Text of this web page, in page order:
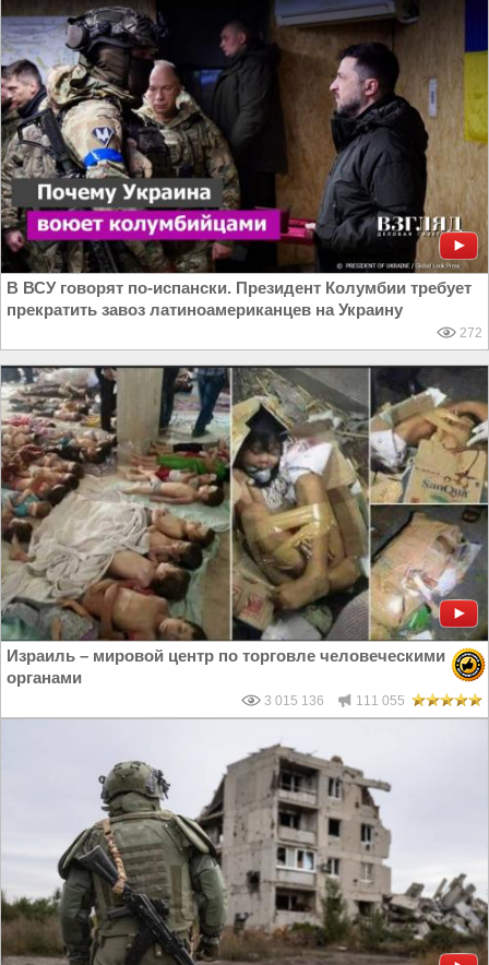
В ВСУ говорят по-испански. Президент Колумбии требует
прекратить завоз латиноамериканцев на Украину
272
Израиль – мировой центр по торговле человеческими
органами
3 015 136 111 055